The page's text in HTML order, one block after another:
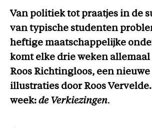
Van politiek tot praatjes in de
van typische studenten
heftige maatschappelijke
komt elke drie weken
Roos Richtingloos, een nieuwe
illustraties door Roos
week: de Verkiezingen.